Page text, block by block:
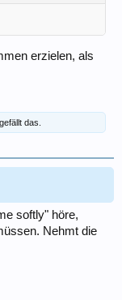
erzielen, als
gefällt das.
softly" höre,
Nehmt die